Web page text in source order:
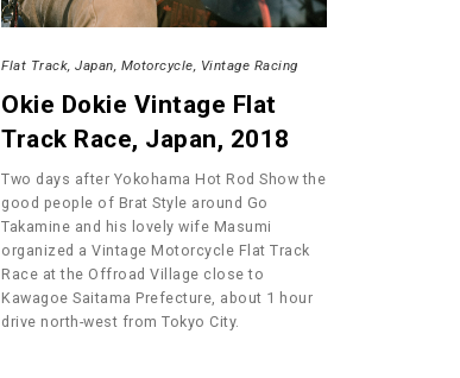
Flat Track Japan Motorcycle Vintage Racing
Okie Dokie Vintage Flat
Track Race, Japan, 2018
Two days after Yokohama Hot Rod Show the
good people of Brat Style around Go
Takamine and his lovely wife Masumi
organized a Vintage Motorcycle Flat Track
Race at the Offroad Village close to
Kawagoe Saitama Prefecture, about 1 hour
drive north-west from Tokyo City.